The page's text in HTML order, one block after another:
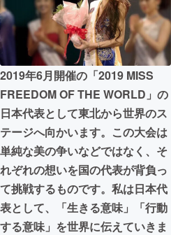
映像・映画
ビジネス・起業
まちづくり・地域活性化
CAMPFIRE for Social Good
CAMPFIREふるさと納税
2019年6月開催の「2019 MISS
FREEDOM OF THE WORLD」の
日本代表として東北から世界のス
テージへ向かいます。この大会は
単純な美の争いなどではなく、そ
れぞれの想いを国の代表が背負っ
て挑戦するものです。私は日本代
表として、「生きる意味」「行動
する意味」を世界に伝えていきま